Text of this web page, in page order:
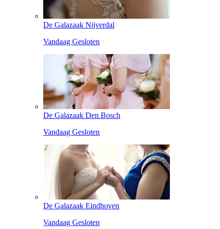
De Galazaak Nijverdal
Vandaag Gesloten
De Galazaak Den Bosch
Vandaag Gesloten
De Galazaak Eindhoven
Vandaag Gesloten